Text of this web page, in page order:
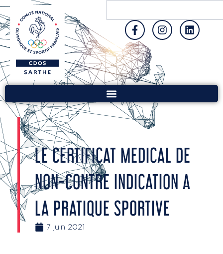
LE CERTIFICAT MEDICAL DE
NON-CONTRE INDICATION A
LA PRATIQUE SPORTIVE
7 juin 2021